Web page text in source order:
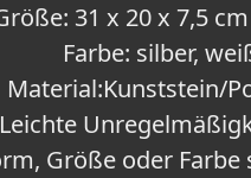
31 x 20 x 7,5
Farbe: silber,
Material:Kunststein/
Leichte
Größe oder